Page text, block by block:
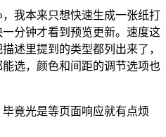
我本来只想快速生成一张纸打
分钟才看到预览更新。速度这
述里提到的类型都列出来了，
选，颜色和间距的调节选项也
竟光是等页面响应就有点烦